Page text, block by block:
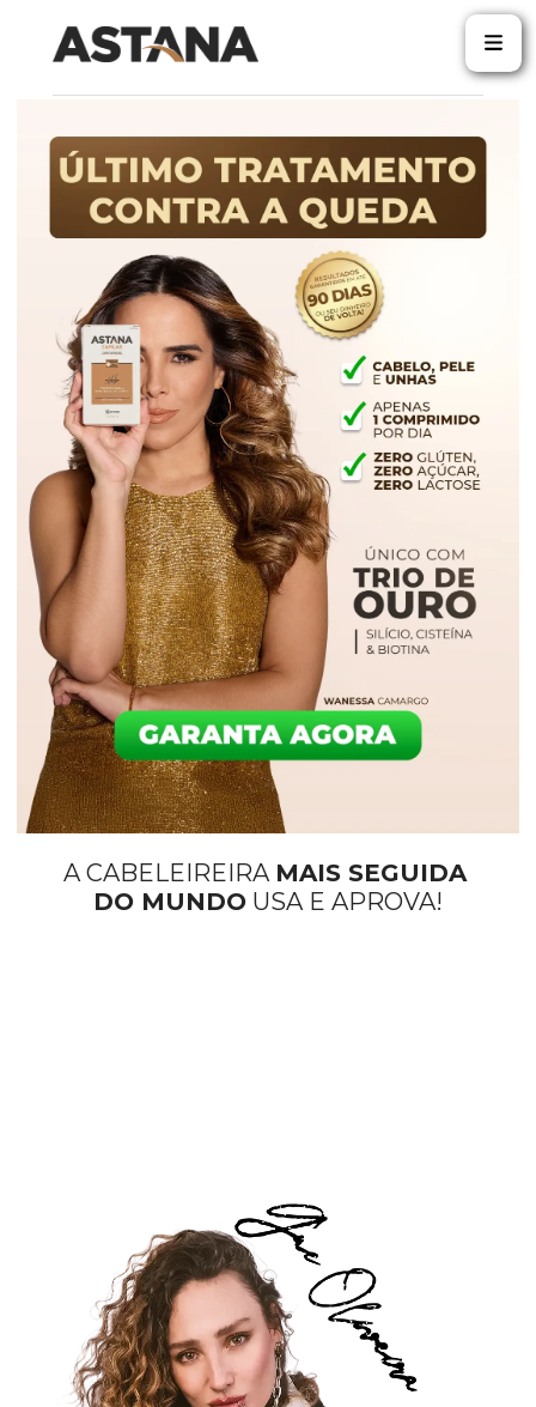
A CABELEIREIRA MAIS SEGUIDA
DO MUNDO USA E APROVA!